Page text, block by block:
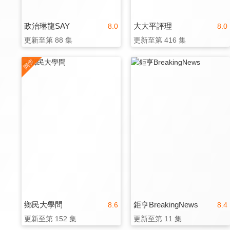
8.0
政治琳龍SAY
更新至第 88 集
8.0
大大平評理
更新至第 416 集
8.6
鄉民大學問
更新至第 152 集
8.4
鉅亨BreakingNews
更新至第 11 集